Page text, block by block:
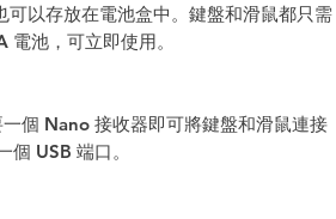
以存放在電池盒中。鍵盤和滑鼠都只需
池，可立即使用。
個 Nano 接收器即可將鍵盤和滑鼠連接
USB 端口。